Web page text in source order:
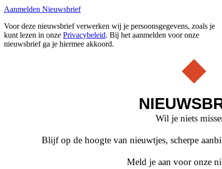
Aanmelden Nieuwsbrief
Voor deze nieuwsbrief verwerken wij je persoonsgegevens, zoals je
kunt lezen in onze Privacybeleid. Bij het aanmelden voor onze
nieuwsbrief ga je hiermee akkoord.
Wil je niets
Blijf op de hoogte van nieuwtjes, scherpe
Meld je aan voor onze